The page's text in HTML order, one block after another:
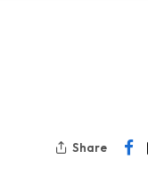
Share